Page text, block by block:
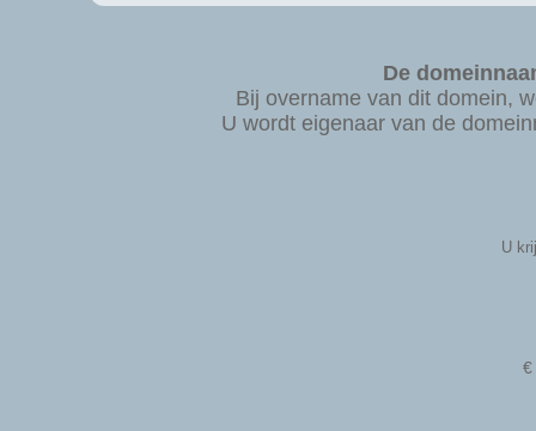
De
Bij overname van dit domein,
U wordt eigenaar van de
U
€